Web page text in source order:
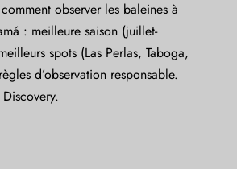
observer les baleines à
: meilleure saison (juillet-
spots (Las Perlas, Taboga,
d’observation responsable.